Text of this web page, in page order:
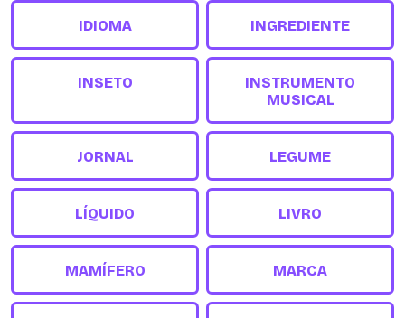
IDIOMA INGREDIENTE
INSETO
INSTRUMENTO
MUSICAL
JORNAL LEGUME
LÍQUIDO LIVRO
MAMÍFERO MARCA